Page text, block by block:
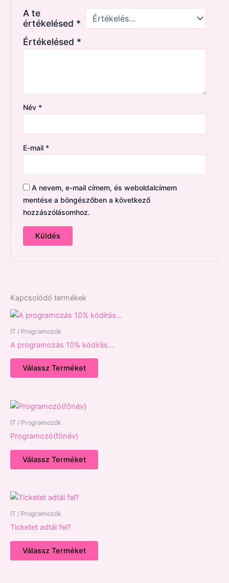
A te
értékelésed *
Értékelésed *
Név *
E-mail *
A nevem, e-mail címem, és weboldalcímem
mentése a böngészőben a következő
hozzászólásomhoz.
Kapcsolódó termékek
IT / Programozók
A programozás 10% kódírás…
Válassz Terméket
IT / Programozók
Programozó(főnév)
Válassz Terméket
IT / Programozók
Ticketet adtál fel?
Válassz Terméket